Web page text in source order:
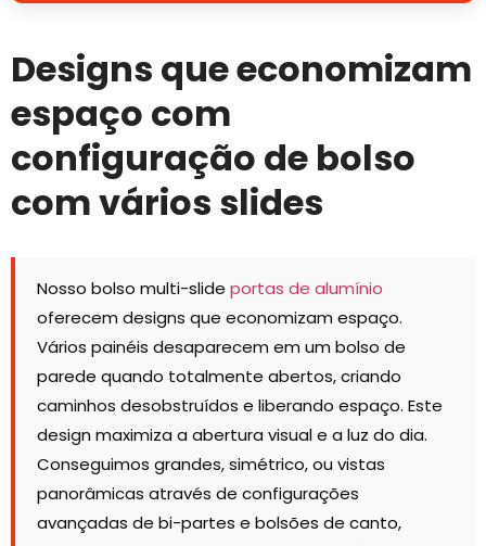
Designs que economizam
espaço com
configuração de bolso
com vários slides
Nosso bolso multi-slide portas de alumínio
oferecem designs que economizam espaço.
Vários painéis desaparecem em um bolso de
parede quando totalmente abertos, criando
caminhos desobstruídos e liberando espaço. Este
design maximiza a abertura visual e a luz do dia.
Conseguimos grandes, simétrico, ou vistas
panorâmicas através de configurações
avançadas de bi-partes e bolsões de canto,